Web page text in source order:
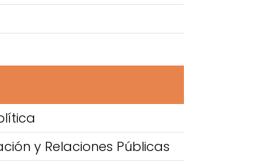
y Relaciones Públicas